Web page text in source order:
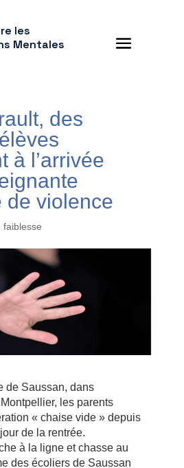
les
Mentales
des
à l’arrivée
de violence
faiblesse
de Saussan, dans
les parents
« chaise vide » depuis
de la rentrée.
à la ligne et chasse au
des écoliers de Saussan